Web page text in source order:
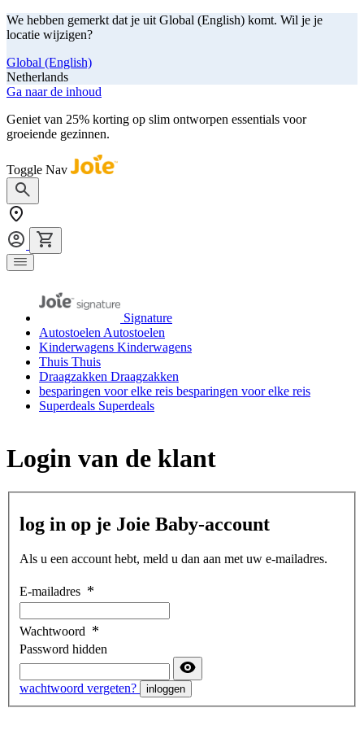
We hebben gemerkt dat je uit Global (English) komt. Wil je je
locatie wijzigen?
Global (English)
Netherlands
Ga naar de inhoud
Geniet van 25% korting op slim ontworpen essentials voor
groeiende gezinnen.
Toggle Nav
Signature
Autostoelen Autostoelen
Kinderwagens Kinderwagens
Thuis Thuis
Draagzakken Draagzakken
besparingen voor elke reis besparingen voor elke reis
Superdeals Superdeals
Login van de klant
log in op je Joie Baby-account
Als u een account hebt, meld u dan aan met uw e-mailadres.
E-mailadres
Wachtwoord
Password hidden
wachtwoord vergeten? inloggen